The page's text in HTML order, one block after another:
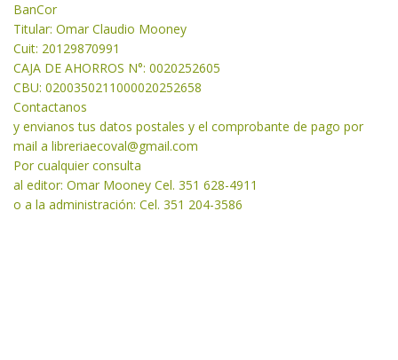
BanCor
Titular: Omar Claudio Mooney
Cuit: 20129870991
CAJA DE AHORROS N°: 0020252605
CBU: 0200350211000020252658
Contactanos
y envianos tus datos postales y el comprobante de pago por
mail a libreriaecoval@gmail.com
Por cualquier consulta
al editor: Omar Mooney Cel. 351 628-4911
o a la administración: Cel. 351 204-3586